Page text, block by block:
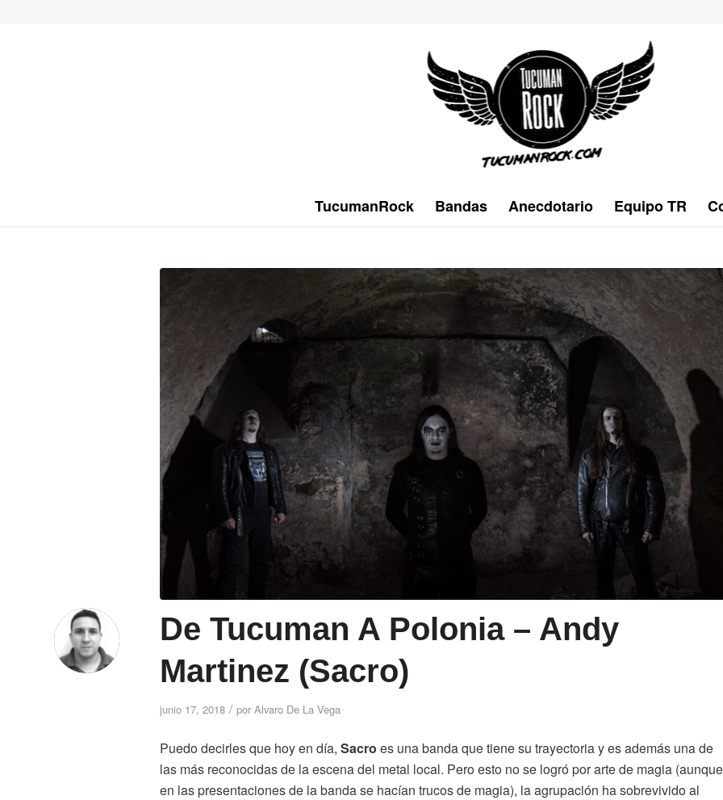
TucumanRock Bandas Anecdotario Equipo TR
De Tucuman A Polonia – Andy
Martinez (Sacro)
junio 17, 2018 / por Alvaro De La Vega
Puedo decirles que hoy en día, Sacro es una banda que tiene su trayectoria y es además una de
las más reconocidas de la escena del metal local. Pero esto no se logró por arte de magia (aunque
en las presentaciones de la banda se hacían trucos de magia), la agrupación ha sobrevivido al